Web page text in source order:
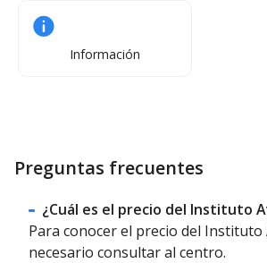
Información
Preguntas frecuentes
¿Cuál es el precio del Instituto
Para conocer el precio del Instituto
necesario consultar al centro.